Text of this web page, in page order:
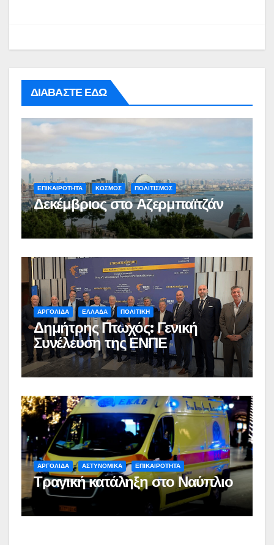
ΔΙΑΒΑΣΤΕ ΕΔΩ
ΕΠΙΚΑΙΡΟΤΗΤΑ ΚΟΣΜΟΣ ΠΟΛΙΤΙΣΜΟΣ
Δεκέμβριος στο Αζερμπαϊτζάν
ΑΡΓΟΛΙΔΑ ΕΛΛΑΔΑ ΠΟΛΙΤΙΚΗ
Δημήτρης Πτωχός: Γενική
Συνέλευση της ΕΝΠΕ
ΑΡΓΟΛΙΔΑ ΑΣΤΥΝΟΜΙΚΑ ΕΠΙΚΑΙΡΟΤΗΤΑ
Τραγική κατάληξη στο Ναύπλιο